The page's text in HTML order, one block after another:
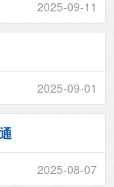
2025-09-11
2025-09-01
2025-08-07